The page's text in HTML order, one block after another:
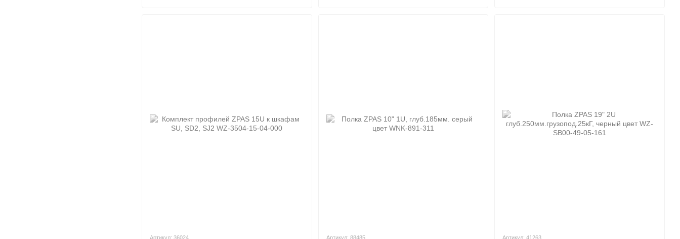
Артикул: 36024 Артикул: 88485 Артикул: 41263